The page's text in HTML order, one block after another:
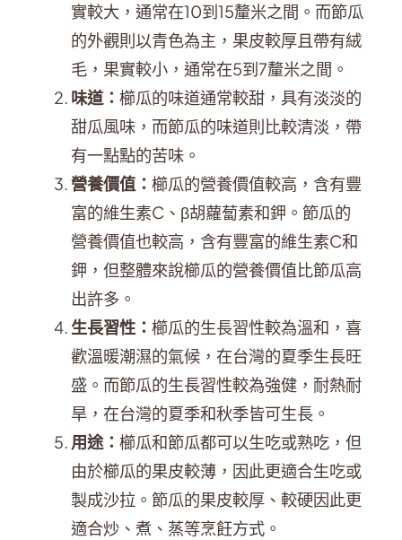
實較大，通常在10到15釐米之間。而節瓜
的外觀則以青色為主，果皮較厚且帶有絨
毛，果實較小，通常在5到7釐米之間。
味道：櫛瓜的味道通常較甜，具有淡淡的
甜瓜風味，而節瓜的味道則比較清淡，帶
有一點點的苦味。
營養價值：櫛瓜的營養價值較高，含有豐
富的維生素C、β胡蘿蔔素和鉀。節瓜的
營養價值也較高，含有豐富的維生素C和
鉀，但整體來說櫛瓜的營養價值比節瓜高
出許多。
生長習性：櫛瓜的生長習性較為溫和，喜
歡溫暖潮濕的氣候，在台灣的夏季生長旺
盛。而節瓜的生長習性較為強健，耐熱耐
旱，在台灣的夏季和秋季皆可生長。
用途：櫛瓜和節瓜都可以生吃或熟吃，但
由於櫛瓜的果皮較薄，因此更適合生吃或
製成沙拉。節瓜的果皮較厚、較硬因此更
適合炒、煮、蒸等烹飪方式。